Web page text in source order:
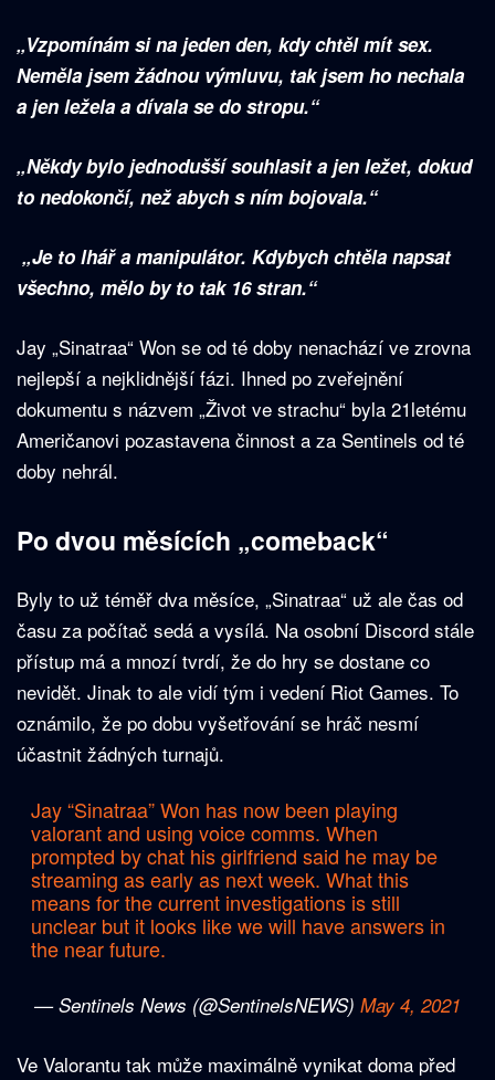
„Vzpomínám si na jeden den, kdy chtěl mít sex.
Neměla jsem žádnou výmluvu, tak jsem ho nechala
a jen ležela a dívala se do stropu.“
„Někdy bylo jednodušší souhlasit a jen ležet, dokud
to nedokončí, než abych s ním bojovala.“
„Je to lhář a manipulátor. Kdybych chtěla napsat
všechno, mělo by to tak 16 stran.“
Jay „Sinatraa“ Won se od té doby nenachází ve zrovna
nejlepší a nejklidnější fázi. Ihned po zveřejnění
dokumentu s názvem „Život ve strachu“ byla 21letému
Američanovi pozastavena činnost a za Sentinels od té
doby nehrál.
Po dvou měsících „comeback“
Byly to už téměř dva měsíce, „Sinatraa“ už ale čas od
času za počítač sedá a vysílá. Na osobní Discord stále
přístup má a mnozí tvrdí, že do hry se dostane co
nevidět. Jinak to ale vidí tým i vedení Riot Games. To
oznámilo, že po dobu vyšetřování se hráč nesmí
účastnit žádných turnajů.
Jay “Sinatraa” Won has now been playing
valorant and using voice comms. When
prompted by chat his girlfriend said he may be
streaming as early as next week. What this
means for the current investigations is still
unclear but it looks like we will have answers in
the near future.
— Sentinels News (@SentinelsNEWS) May 4, 2021
Ve Valorantu tak může maximálně vynikat doma před